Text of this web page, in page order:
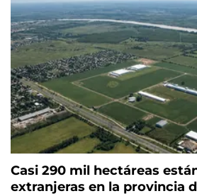
Casi 290 mil hectáreas
extranjeras en la provincia